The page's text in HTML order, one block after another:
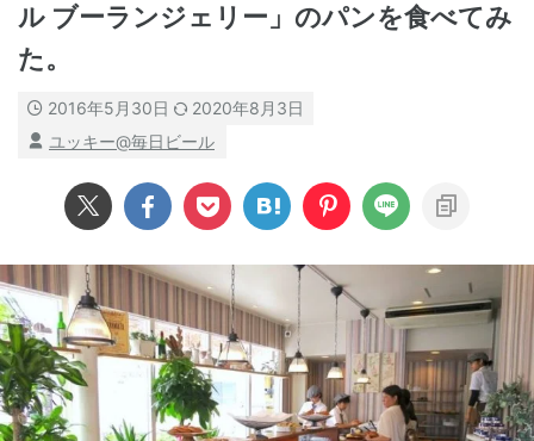
ル ブーランジェリー」のパンを食べてみ
た。
2016年5月30日
2020年8月3日
ユッキー@毎日ビール